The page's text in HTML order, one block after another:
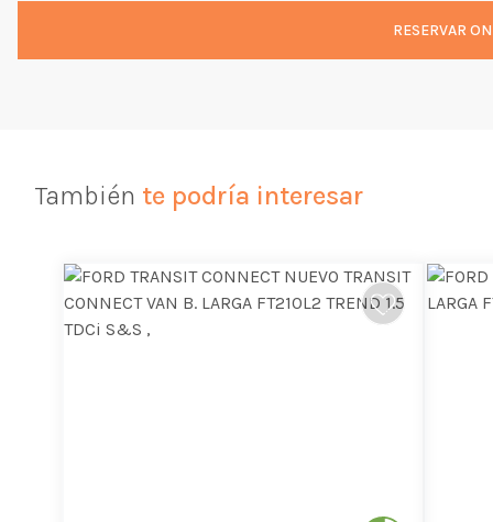
RESERVAR
También te podría interesar